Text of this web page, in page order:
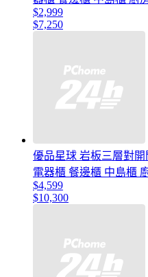
$2,999
$7,250
優品星球 岩板三層對
電器櫃 餐邊櫃 中島櫃
$4,599
$10,300